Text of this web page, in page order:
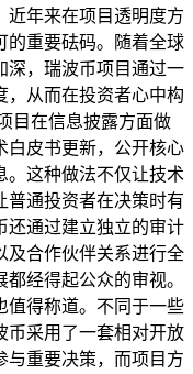
近年来在项目透明度方
的重要砝码。随着全球
深，瑞波币项目通过一
，从而在投资者心中构
目在信息披露方面做
白皮书更新，公开核心
。这种做法不仅让技术
普通投资者在决策时有
还通过建立独立的审计
及合作伙伴关系进行全
经得起公众的审视。
值得称道。不同于一些
币采用了一套相对开放
与重要决策，而项目方